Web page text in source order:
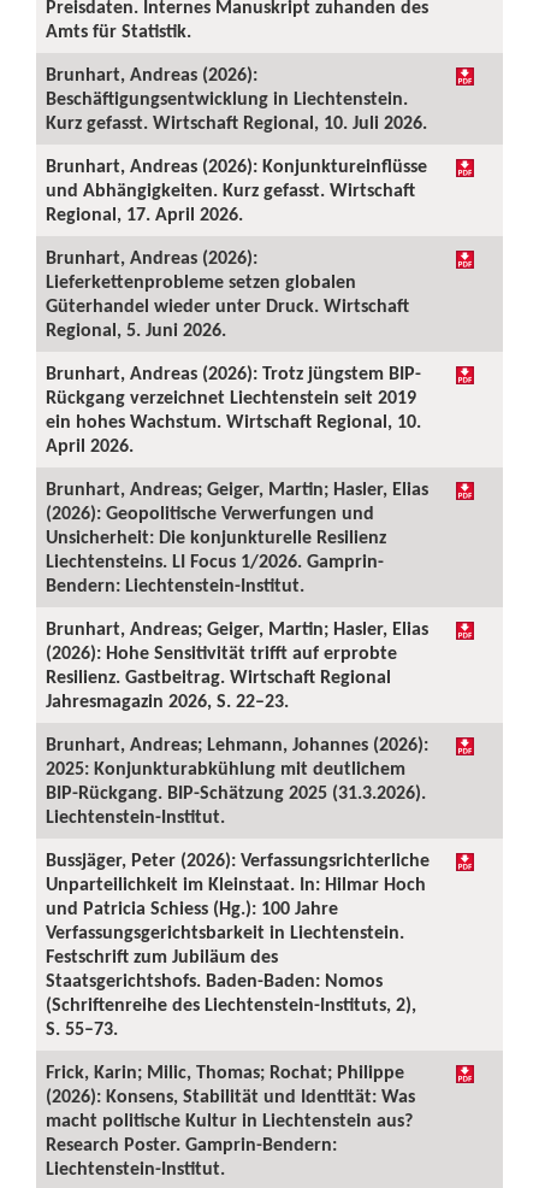
Preisdaten. Internes Manuskript zuhanden des
Amts für Statistik.
Brunhart, Andreas (2026):
Beschäftigungsentwicklung in Liechtenstein.
Kurz gefasst. Wirtschaft Regional, 10. Juli 2026.
Brunhart, Andreas (2026): Konjunktureinflüsse
und Abhängigkeiten. Kurz gefasst. Wirtschaft
Regional, 17. April 2026.
Brunhart, Andreas (2026):
Lieferkettenprobleme setzen globalen
Güterhandel wieder unter Druck. Wirtschaft
Regional, 5. Juni 2026.
Brunhart, Andreas (2026): Trotz jüngstem BIP-
Rückgang verzeichnet Liechtenstein seit 2019
ein hohes Wachstum. Wirtschaft Regional, 10.
April 2026.
Brunhart, Andreas; Geiger, Martin; Hasler, Elias
(2026): Geopolitische Verwerfungen und
Unsicherheit: Die konjunkturelle Resilienz
Liechtensteins. LI Focus 1/2026. Gamprin-
Bendern: Liechtenstein-Institut.
Brunhart, Andreas; Geiger, Martin; Hasler, Elias
(2026): Hohe Sensitivität trifft auf erprobte
Resilienz. Gastbeitrag. Wirtschaft Regional
Jahresmagazin 2026, S. 22–23.
Brunhart, Andreas; Lehmann, Johannes (2026):
2025: Konjunkturabkühlung mit deutlichem
BIP-Rückgang. BIP-Schätzung 2025 (31.3.2026).
Liechtenstein-Institut.
Bussjäger, Peter (2026): Verfassungsrichterliche
Unparteilichkeit im Kleinstaat. In: Hilmar Hoch
und Patricia Schiess (Hg.): 100 Jahre
Verfassungsgerichtsbarkeit in Liechtenstein.
Festschrift zum Jubiläum des
Staatsgerichtshofs. Baden-Baden: Nomos
(Schriftenreihe des Liechtenstein-Instituts, 2),
S. 55–73.
Frick, Karin; Milic, Thomas; Rochat; Philippe
(2026): Konsens, Stabilität und Identität: Was
macht politische Kultur in Liechtenstein aus?
Research Poster. Gamprin-Bendern:
Liechtenstein-Institut.